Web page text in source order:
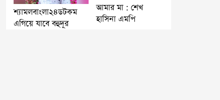
শ্যামলবাংলা২৪ডটকম
এগিয়ে যাবে বহুদূর
আমার মা : শেখ
হাসিনা এমপি